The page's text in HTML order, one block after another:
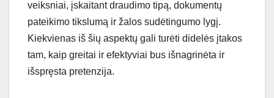
veiksniai, įskaitant draudimo tipą, dokumentų
pateikimo tikslumą ir žalos sudėtingumo lygį.
Kiekvienas iš šių aspektų gali turėti didelės įtakos
tam, kaip greitai ir efektyviai bus išnagrinėta ir
išspręsta pretenzija.